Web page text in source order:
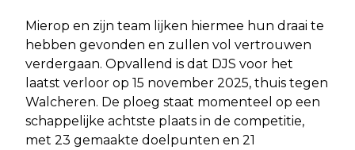
Mierop en zijn team lijken hiermee hun draai te
hebben gevonden en zullen vol vertrouwen
verdergaan. Opvallend is dat DJS voor het
laatst verloor op 15 november 2025, thuis tegen
Walcheren. De ploeg staat momenteel op een
schappelijke achtste plaats in de competitie,
met 23 gemaakte doelpunten en 21